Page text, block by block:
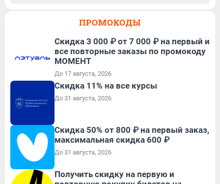
ПРОМОКОДЫ
Скидка 3 000 ₽ от 7 000 ₽ на первый и
все повторные заказы по промокоду
МОМЕНТ
До 17 августа, 2026
Скидка 11% на все курсы
До 31 августа, 2026
Скидка 50% от 800 ₽ на первый заказ,
максимальная скидка 600 ₽
До 31 августа, 2026
Получить скидку на первую и